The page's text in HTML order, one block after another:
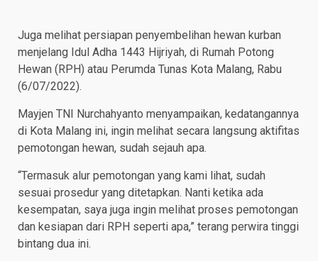
Juga melihat persiapan penyembelihan hewan kurban
menjelang Idul Adha 1443 Hijriyah, di Rumah Potong
Hewan (RPH) atau Perumda Tunas Kota Malang, Rabu
(6/07/2022).
Mayjen TNI Nurchahyanto menyampaikan, kedatangannya
di Kota Malang ini, ingin melihat secara langsung aktifitas
pemotongan hewan, sudah sejauh apa.
“Termasuk alur pemotongan yang kami lihat, sudah
sesuai prosedur yang ditetapkan. Nanti ketika ada
kesempatan, saya juga ingin melihat proses pemotongan
dan kesiapan dari RPH seperti apa,” terang perwira tinggi
bintang dua ini.